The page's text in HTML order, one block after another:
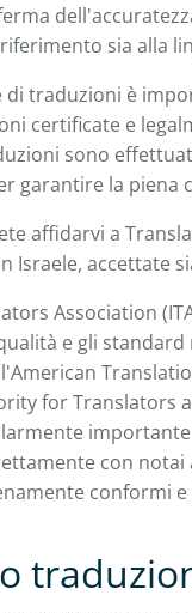
sia alla
traduzioni è
certificate e
sono
garantire la piena
affidarvi a
Israele, accettate
Association
e gli
for Translators
con
conformi